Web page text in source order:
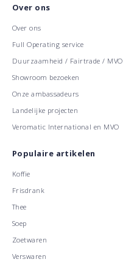
Over ons
Over ons
Full Operating service
Duurzaamheid / Fairtrade / MVO
Showroom bezoeken
Onze ambassadeurs
Landelijke projecten
Veromatic International en MVO
Populaire artikelen
Koffie
Frisdrank
Thee
Soep
Zoetwaren
Verswaren